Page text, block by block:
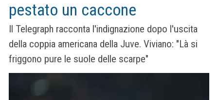
pestato un caccone
Il Telegraph racconta l'indignazione dopo l'uscita
della coppia americana della Juve. Viviano: "Là si
friggono pure le suole delle scarpe"